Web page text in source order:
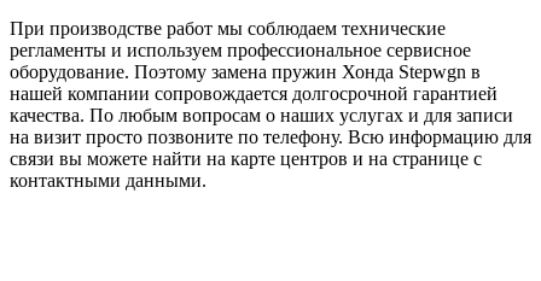
При производстве работ мы соблюдаем технические
регламенты и используем профессиональное сервисное
оборудование. Поэтому замена пружин Хонда Stepwgn в
нашей компании сопровождается долгосрочной гарантией
качества. По любым вопросам о наших услугах и для записи
на визит просто позвоните по телефону. Всю информацию для
связи вы можете найти на карте центров и на странице с
контактными данными.